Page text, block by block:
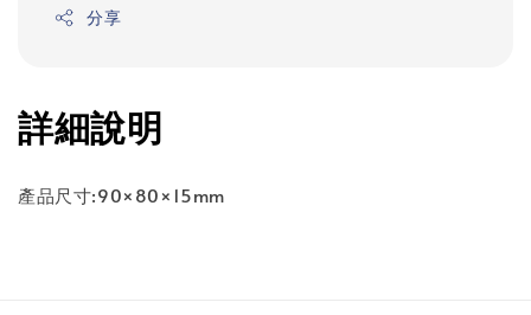
分享
詳細說明
產品尺寸:90×80×15mm